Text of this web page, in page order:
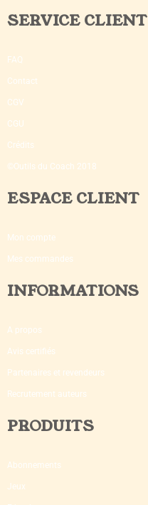
SERVICE CLIENT
FAQ
Contact
CGV
CGU
Crédits
©Outils du Coach 2018
ESPACE CLIENT
Mon compte
Mes commandes
INFORMATIONS
A propos
Avis certifiés
Partenaires et revendeurs
Recrutement auteurs
PRODUITS
Abonnements
Jeux